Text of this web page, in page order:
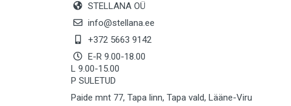
MAALRITARBED (1029)
SOOJUSTUS (15)
KEEMIA (222)
TÖÖRIIDED (117)
SAUN (8)
STELLANA OÜ
info@stellana.ee
+372 5663 9142
E-R 9.00-18.00
L 9.00-15.00
P SULETUD
Paide mnt 77, Tapa linn, Tapa vald, Lääne-Viru